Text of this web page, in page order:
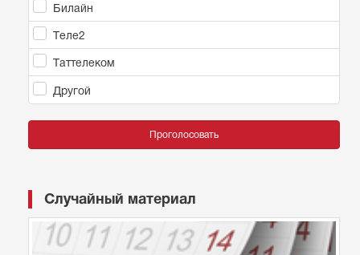
Билайн
Теле2
Таттелеком
Другой
Проголосовать
Случайный материал